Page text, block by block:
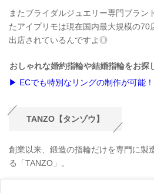
またブライダルジュエリー専門ブラン
たアイプリモは現在国内最大規模の70
出店されているんですよ◎
おしゃれな婚約指輪や結婚指輪をお探
▶ ECでも特別なリングの制作が可能！
TANZO【タンゾウ】
創業以来、鍛造の指輪だけを専門に製
る「TANZO」。